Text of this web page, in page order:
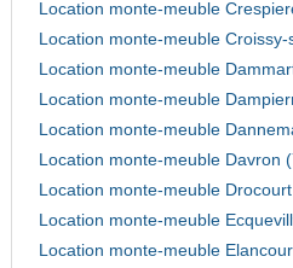
Location monte-meuble
Location monte-meuble
Location monte-meuble
Location monte-meuble
Location monte-meuble
Location monte-meuble Davron
Location monte-meuble
Location monte-meuble
Location monte-meuble